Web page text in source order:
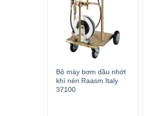
Bộ máy bơm dầu nhớt
khí nén Raasm Italy
37100